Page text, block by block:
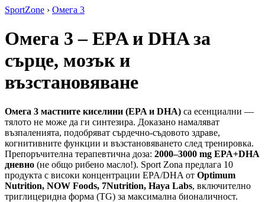
SportZone › Омега 3
Омега 3 – EPA и DHA за
сърце, мозък и
възстановяване
Омега 3 мастните киселини (EPA и DHA) са есенциални —
тялото не може да ги синтезира. Доказано намаляват
възпаленията, подобряват сърдечно-съдовото здраве,
когнитивните функции и възстановяването след тренировка.
Препоръчителна терапевтична доза: 2000–3000 mg EPA+DHA
дневно (не общо рибено масло!). Sport Zona предлага 10
продукта с високи концентрации EPA/DHA от Optimum
Nutrition, NOW Foods, 7Nutrition, Haya Labs, включително
триглицеридна форма (TG) за максимална бионаличност.